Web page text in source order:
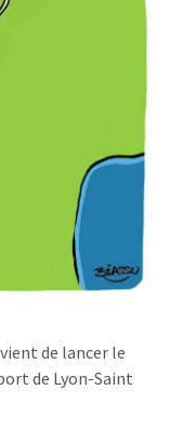
de lancer le
de Lyon-Saint